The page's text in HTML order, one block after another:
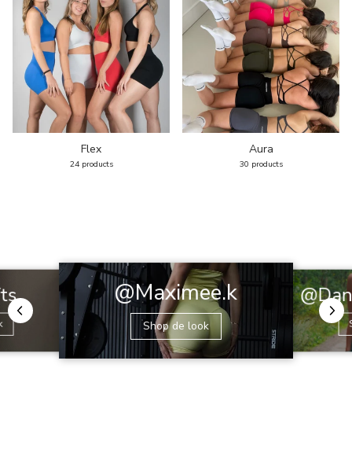
Flex
24 products
Aura
30 products
@Maximee.k
Shop de look